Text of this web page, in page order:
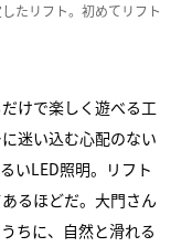
たリフト。初めてリフト
けで楽しく遊べる工
迷い込む心配のない
いLED照明。リフト
るほどだ。大門さん
ちに、自然と滑れる